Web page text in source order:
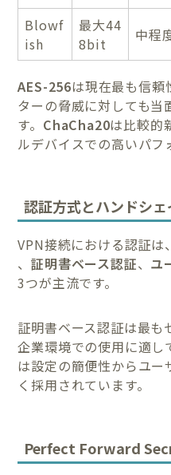
Blowf
ish
最大44
8bit
中程
AES-256は現在最も信頼
ターの脅威に対しても当
す。 ChaCha20は比較的
ルデバイスでの高いパフ
認証方式とハンドシ
VPN接続における認証は、
、証明書ベース認証、 ユ
3つが主流です。
証明書ベース認証は最も
企業環境での使用に適し
は設定の簡便性からユ
く採用されています。
Perfect Forward